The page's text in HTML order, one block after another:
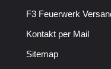
F3 Feuerwerk
Kontakt per Mail
Sitemap